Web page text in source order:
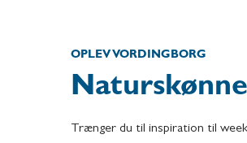
OPLEV VORDINGBORG
Trænger du til inspiration til